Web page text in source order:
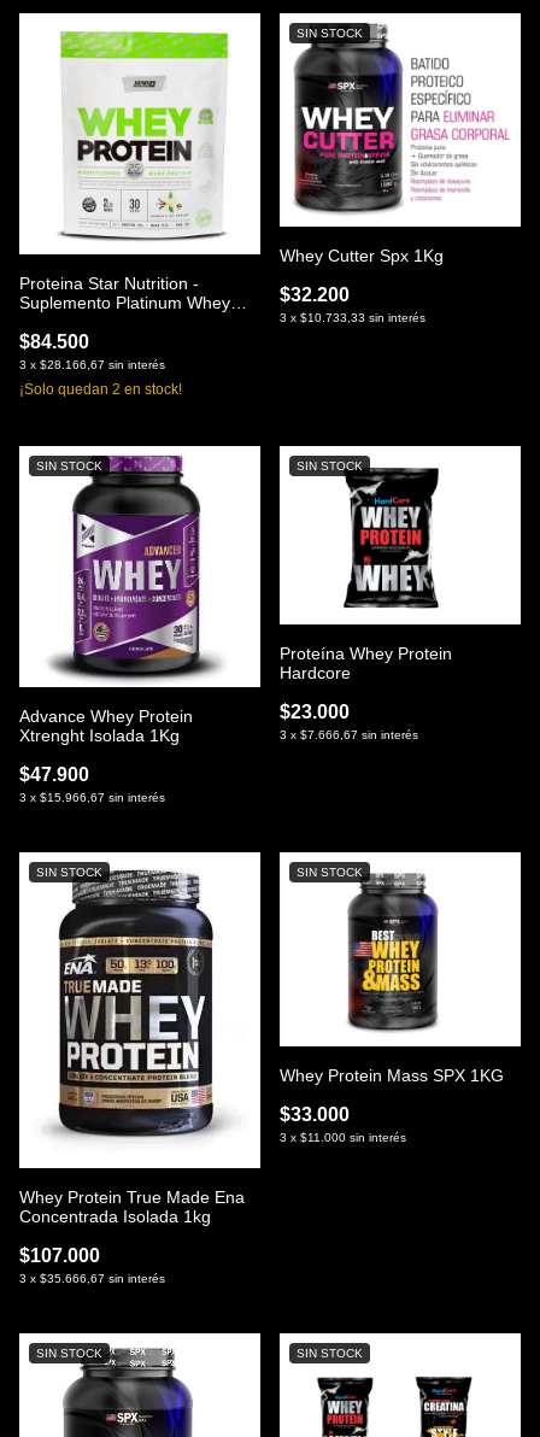
Proteina Star Nutrition -
Suplemento Platinum Whey
$84.500
3 x $28.166,67 sin interés
¡Solo quedan 2 en stock!
SIN STOCK
Whey Cutter Spx 1Kg
$32.200
3 x $10.733,33 sin interés
SIN STOCK
Advance Whey Protein
Xtrenght Isolada 1Kg
$47.900
3 x $15.966,67 sin interés
SIN STOCK
Proteína Whey Protein
Hardcore
$23.000
3 x $7.666,67 sin interés
SIN STOCK
Whey Protein True Made Ena
Concentrada Isolada 1kg
$107.000
3 x $35.666,67 sin interés
SIN STOCK
Whey Protein Mass SPX 1KG
$33.000
3 x $11.000 sin interés
SIN STOCK SIN STOCK